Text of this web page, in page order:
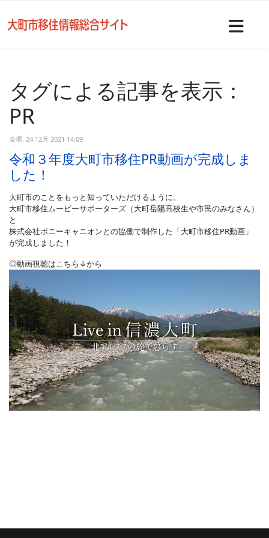
タグによる記事を表示：
PR
金曜, 24 12月 2021 14:09
令和３年度大町市移住PR動画が完成しま
した！
大町市のことをもっと知っていただけるように、
大町市移住ムービーサポーターズ（大町岳陽高校生や市民のみなさん）
と
株式会社ポニーキャニオンとの協働で制作した「大町市移住PR動画」
が完成しました！
◎動画視聴はこちら↓から